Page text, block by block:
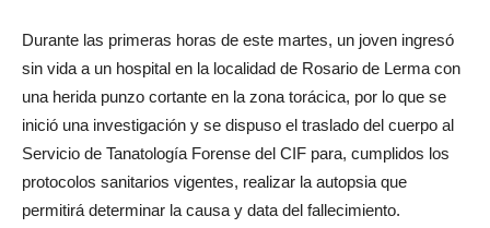
Durante las primeras horas de este martes, un joven ingresó
sin vida a un hospital en la localidad de Rosario de Lerma con
una herida punzo cortante en la zona torácica, por lo que se
inició una investigación y se dispuso el traslado del cuerpo al
Servicio de Tanatología Forense del CIF para, cumplidos los
protocolos sanitarios vigentes, realizar la autopsia que
permitirá determinar la causa y data del fallecimiento.